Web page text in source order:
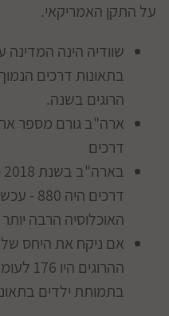
על התקן האמריקאי.
שוודיה הינה
הרוגים בשנה.
ארה"ב גורם מספר
דרכים
דרכים
האוכלוסיה הרבה יותר
אם ניקח את היחס של
בתמותת ילדים